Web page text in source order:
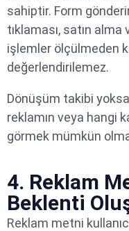
sahiptir. Form
tıklaması, satın
işlemler ölçülmeden
değerlendirilemez.
Dönüşüm takibi
reklamın veya hangi
görmek mümkün
4. Reklam
Beklenti
Reklam metni